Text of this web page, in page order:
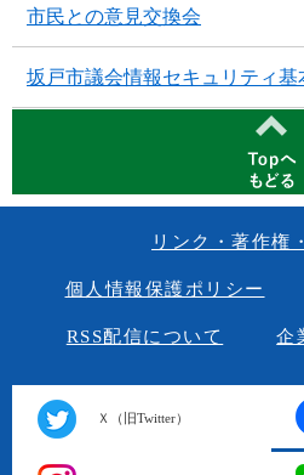
市民との意見交換会
坂戸市議会情報セキュリティ基
リンク・著作権
個人情報保護ポリシー
RSS配信について 企
Ｘ（旧Twitter）